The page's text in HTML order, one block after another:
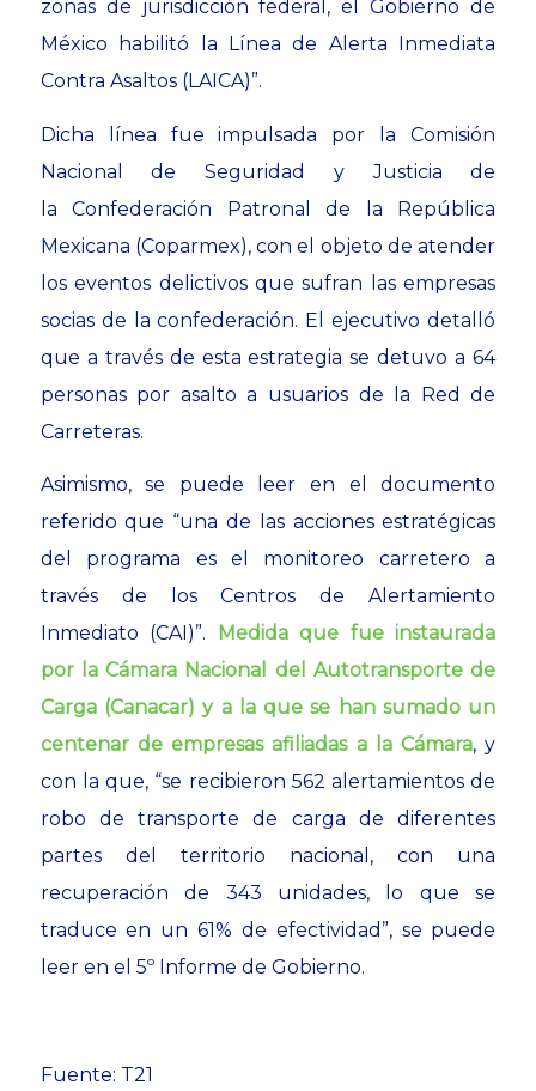
zonas de jurisdicción federal, el Gobierno de
México habilitó la Línea de Alerta Inmediata
Contra Asaltos (LAICA)”.
Dicha línea fue impulsada por la Comisión
Nacional de Seguridad y Justicia de
la Confederación Patronal de la República
Mexicana (Coparmex), con el objeto de atender
los eventos delictivos que sufran las empresas
socias de la confederación. El ejecutivo detalló
que a través de esta estrategia se detuvo a 64
personas por asalto a usuarios de la Red de
Carreteras.
Asimismo, se puede leer en el documento
referido que “una de las acciones estratégicas
del programa es el monitoreo carretero a
través de los Centros de Alertamiento
Inmediato (CAI)”.
Medida que fue instaurada
por la Cámara Nacional del Autotransporte de
Carga (Canacar) y a la que se han sumado un
centenar de empresas afiliadas a la Cámara, y
con la que, “se recibieron 562 alertamientos de
robo de transporte de carga de diferentes
partes del territorio nacional, con una
recuperación de 343 unidades, lo que se
traduce en un 61% de efectividad”, se puede
leer en el 5º Informe de Gobierno.
Fuente: T21